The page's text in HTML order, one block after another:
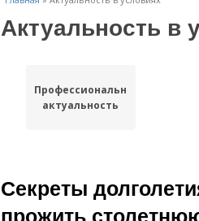
Актуальность в
Профессиональная
актуальность
Секреты